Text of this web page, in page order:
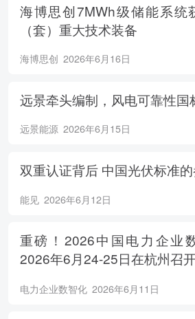
海博思创7MWh级储能系统
（套）重大技术装备
海博思创 2026年6月16日
远景牵头编制，风电可靠性国
远景能源 2026年6月15日
双重认证背后 中国光伏
能见 2026年6月12日
重磅！2026中国电力企业
2026年6月24-25日在杭州召
电力企业数智化 2026年6月11日